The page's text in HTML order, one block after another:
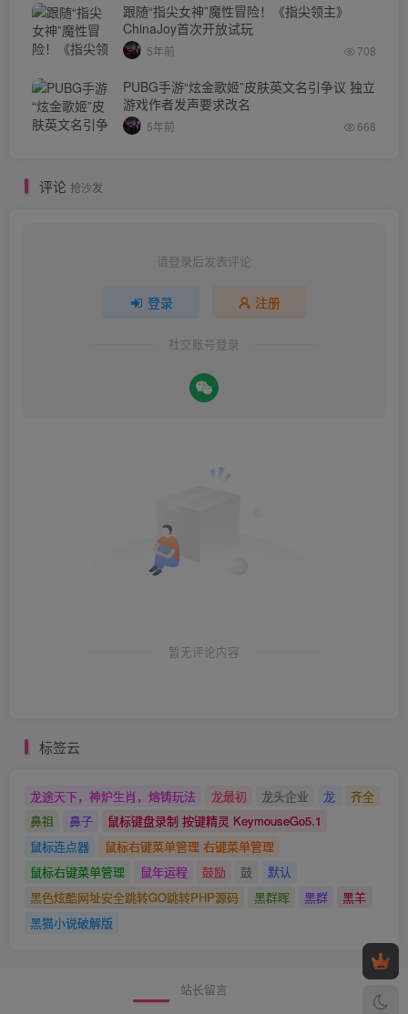
跟随“指尖女神”魔性冒险！《指尖领主》
ChinaJoy首次开放试玩
5年前 708
PUBG手游“炫金歌姬”皮肤英文名引争议 独立
游戏作者发声要求改名
5年前 668
评论 抢沙发
请登录后发表评论
登录 注册
社交账号登录
暂无评论内容
标签云
龙途天下，神炉生肖，熔铸玩法 龙最初 龙头企业 龙
齐全
鼻祖
鼻子
鼠标键盘录制 按键精灵 KeymouseGo5.1
鼠标连点器
鼠标右键菜单管理 右键菜单管理
鼠标右键菜单管理
鼠年运程 鼓励 鼓
默认
黑色炫酷网址安全跳转GO跳转PHP源码
黑群晖 黑群
黑羊
黑猫小说破解版
站长留言